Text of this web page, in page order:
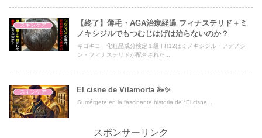
スキンケア
【終了】薄毛・AGA治療経過 フィナステリド＋ミ
ノキシジルでもつむじはげは治らないのか？
キヨキヨ 化粧品成分検定１級 FR12はミノキシジル・アデノシ
ン・フィナステリドが配合された...
スキンケア El cisne de Vilamorta 🦢✨
Sumérgete en la fascinante historia de *El cisne...
スポンサーリンク